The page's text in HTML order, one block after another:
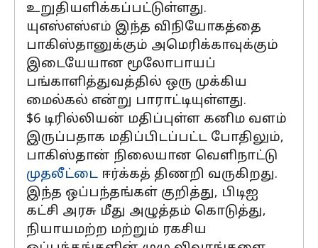
உறுதியளிக்கப்பட்டுள்ளது.
யுஎஸ்எஸ்எம் இந்த விநியோகத்தை
பாகிஸ்தானுக்கும் அமெரிக்காவுக்கும்
இடையேயான மூலோபாயப்
பங்காளித்துவத்தில் ஒரு முக்கிய
மைல்கல் என்று பாராட்டியுள்ளது.
$6 டிரில்லியன் மதிப்புள்ள கனிம வளம்
இருப்பதாக மதிப்பிடப்பட்ட போதிலும்,
பாகிஸ்தான் நிலையான வெளிநாட்டு
முதலீட்டை ஈர்க்கத் திணறி வருகிறது.
இந்த ஒப்பந்தங்கள் குறித்து, பிடிஐ
கட்சி அரசு மீது அழுத்தம் கொடுத்து,
நியாயமற்ற மற்றும் ரகசிய